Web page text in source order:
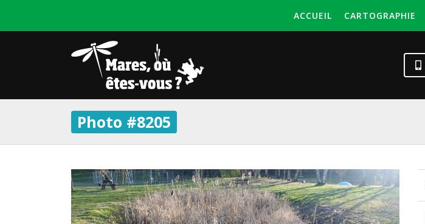
ACCUEIL CARTOGRAPHIE
Photo #8205